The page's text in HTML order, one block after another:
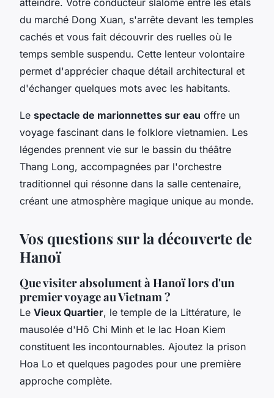
atteindre. Votre conducteur slalome entre les étals
du marché Dong Xuan, s'arrête devant les temples
cachés et vous fait découvrir des ruelles où le
temps semble suspendu. Cette lenteur volontaire
permet d'apprécier chaque détail architectural et
d'échanger quelques mots avec les habitants.
Le spectacle de marionnettes sur eau offre un
voyage fascinant dans le folklore vietnamien. Les
légendes prennent vie sur le bassin du théâtre
Thang Long, accompagnées par l'orchestre
traditionnel qui résonne dans la salle centenaire,
créant une atmosphère magique unique au monde.
Vos questions sur la découverte de
Hanoï
Que visiter absolument à Hanoï lors d'un
premier voyage au Vietnam ?
Le Vieux Quartier, le temple de la Littérature, le
mausolée d'Hô Chi Minh et le lac Hoan Kiem
constituent les incontournables. Ajoutez la prison
Hoa Lo et quelques pagodes pour une première
approche complète.